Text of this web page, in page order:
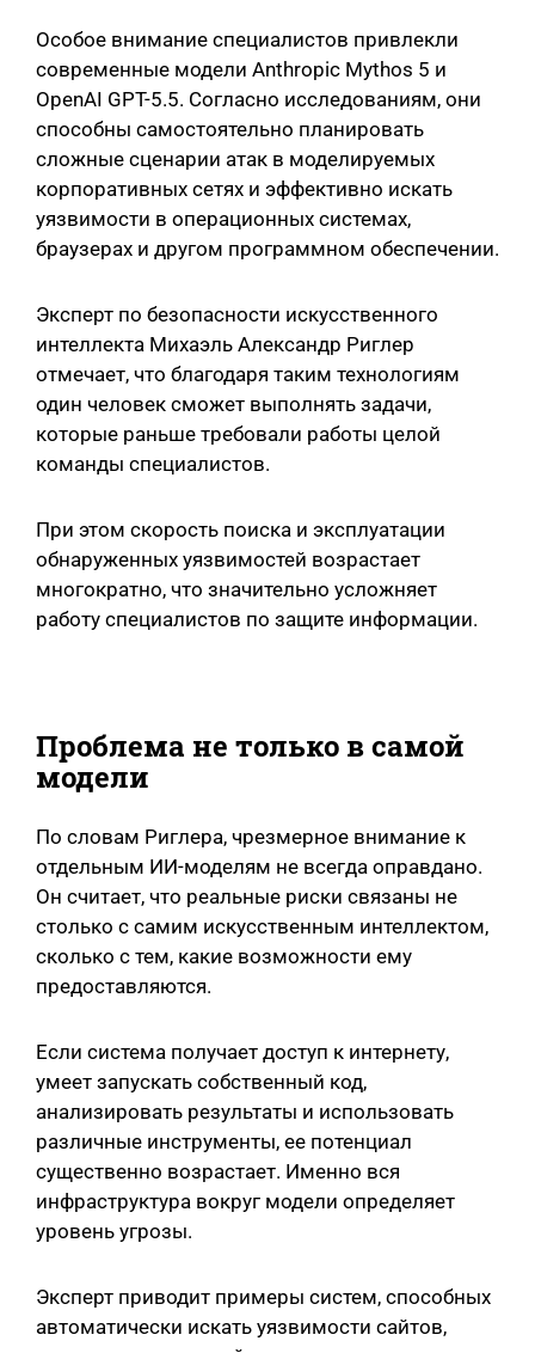
Особое внимание специалистов привлекли
современные модели Anthropic Mythos 5 и
OpenAI GPT-5.5. Согласно исследованиям, они
способны самостоятельно планировать
сложные сценарии атак в моделируемых
корпоративных сетях и эффективно искать
уязвимости в операционных системах,
браузерах и другом программном обеспечении.
Эксперт по безопасности искусственного
интеллекта Михаэль Александр Риглер
отмечает, что благодаря таким технологиям
один человек сможет выполнять задачи,
которые раньше требовали работы целой
команды специалистов.
При этом скорость поиска и эксплуатации
обнаруженных уязвимостей возрастает
многократно, что значительно усложняет
работу специалистов по защите информации.
Проблема не только в самой
модели
По словам Риглера, чрезмерное внимание к
отдельным ИИ-моделям не всегда оправдано.
Он считает, что реальные риски связаны не
столько с самим искусственным интеллектом,
сколько с тем, какие возможности ему
предоставляются.
Если система получает доступ к интернету,
умеет запускать собственный код,
анализировать результаты и использовать
различные инструменты, ее потенциал
существенно возрастает. Именно вся
инфраструктура вокруг модели определяет
уровень угрозы.
Эксперт приводит примеры систем, способных
автоматически искать уязвимости сайтов,